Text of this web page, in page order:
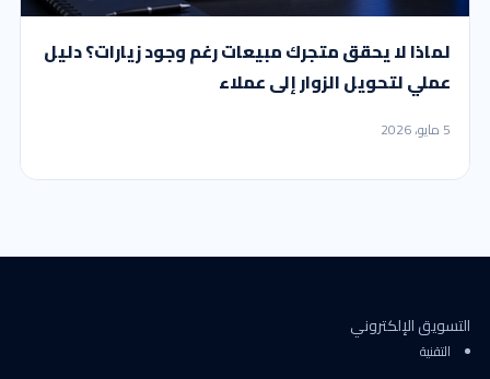
لماذا لا يحقق متجرك مبيعات رغم وجود زيارات؟ دليل
عملي لتحويل الزوار إلى عملاء
5 مايو، 2026
التسويق الإلكتروني
التقنية